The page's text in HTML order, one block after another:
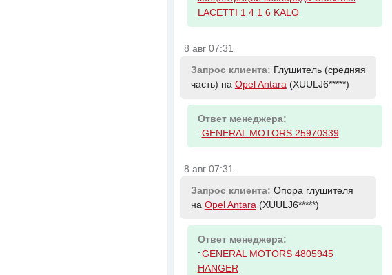
LACETTI 1 4 1 6 KALO
8 авг 07:31
Запрос клиента: Глушитель (средняя
часть) на Opel Antara (XUULJ6*****)
Ответ менеджера:
- GENERAL MOTORS 25970339
8 авг 07:31
Запрос клиента: Опора глушителя
на Opel Antara (XUULJ6*****)
Ответ менеджера:
- GENERAL MOTORS 4805945
HANGER